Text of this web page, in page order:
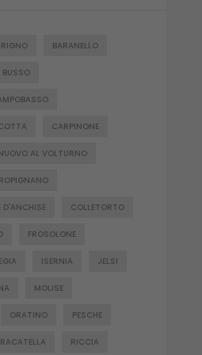
BARANELLO
BUSSO
CARPINONE
AL VOLTURNO
D'ANCHISE COLLETORTO
FROSOLONE
ISERNIA JELSI
MOLISE
ORATINO PESCHE
RICCIA